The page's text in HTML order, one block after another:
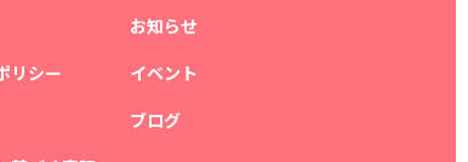
リシー
お知らせ
イベント
ブログ